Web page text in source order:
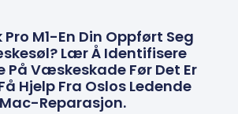
M1-En Din Oppført Seg
Lær Å Identifisere
På Væskeskade Før Det Er
Hjelp Fra Oslos Ledende
Reparasjon.